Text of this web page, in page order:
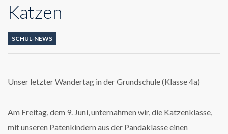
Katzen
SCHUL-NEWS
Unser letzter Wandertag in der Grundschule (Klasse 4a)
Am Freitag, dem 9. Juni, unternahmen wir, die Katzenklasse,
mit unseren Patenkindern aus der Pandaklasse einen